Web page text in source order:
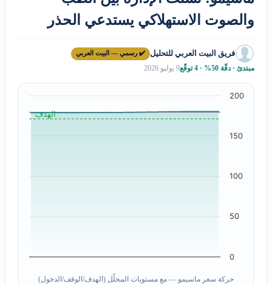
والصوت الاستهلاكي يستدعي الحذر
فريق البيت العربي للتحليل ✔️ رسمي — البيت العربي
مبتدئ · دقّة 50% · 4 توقّع 9 يوليو 2026
الهدف
0
50
100
150
200
حركة سعر ماسيمو — مع مستويات المحلّل (الهدف/الوقف/الدخول)